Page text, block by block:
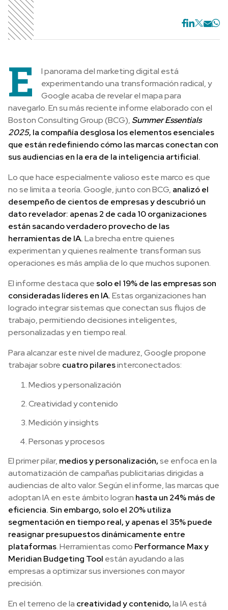
E
l panorama del marketing digital está
experimentando una transformación radical, y
Google acaba de revelar el mapa para
navegarlo. En su más reciente informe elaborado con el
Boston Consulting Group (BCG),Summer Essentials
2025, la compañía desglosa los elementos esenciales
que están redefiniendo cómo las marcas conectan con
sus audiencias en la era de la inteligencia artificial.
Lo que hace especialmente valioso este marco es que
no se limita a teoría. Google, junto con BCG, analizó el
desempeño de cientos de empresas y descubrió un
dato revelador: apenas 2 de cada 10 organizaciones
están sacando verdadero provecho de las
herramientas de IA.La brecha entre quienes
experimentan y quienes realmente transforman sus
operaciones es más amplia de lo que muchos suponen.
El informe destaca que solo el 19% de las empresas son
consideradas líderes en IA.Estas organizaciones han
logrado integrar sistemas que conectan sus flujos de
trabajo, permitiendo decisiones inteligentes,
personalizadas y en tiempo real.
Para alcanzar este nivel de madurez, Google propone
trabajar sobre cuatro pilaresinterconectados:
Medios y personalización
Creatividad y contenido
Medición y insights
Personas y procesos
El primer pilar, medios y personalización,se enfoca en la
automatización de campañas publicitarias dirigidas a
audiencias de alto valor. Según el informe, las marcas que
adoptan IA en este ámbito logran hasta un 24% más de
eficiencia. Sin embargo, solo el 20% utiliza
segmentación en tiempo real, y apenas el 35% puede
reasignar presupuestos dinámicamente entre
plataformas. Herramientas como Performance Max y
Meridian Budgeting Tool están ayudando a las
empresas a optimizar sus inversiones con mayor
precisión.
En el terreno de la creatividad y contenido,la IA está